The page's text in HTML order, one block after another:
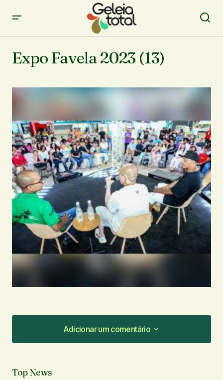
Expo Favela 2023 (13)
Adicionar um comentário
Adicionar um comentário
Top News